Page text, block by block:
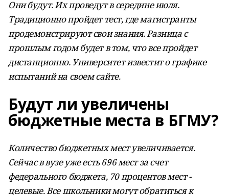
Они будут. Их проведут в середине июля.
Традиционно пройдет тест, где магистранты
продемонстрируют свои знания. Разница с
прошлым годом будет в том, что все пройдет
дистанционно. Университет известит о графике
испытаний на своем сайте.
Будут ли увеличены
бюджетные места в БГМУ?
Количество бюджетных мест увеличивается.
Сейчас в вузе уже есть 696 мест за счет
федерального бюджета, 70 процентов мест -
целевые. Все школьники могут обратиться к